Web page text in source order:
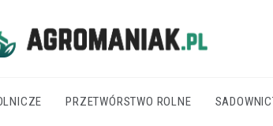
PRZETWÓRSTWO ROLNE